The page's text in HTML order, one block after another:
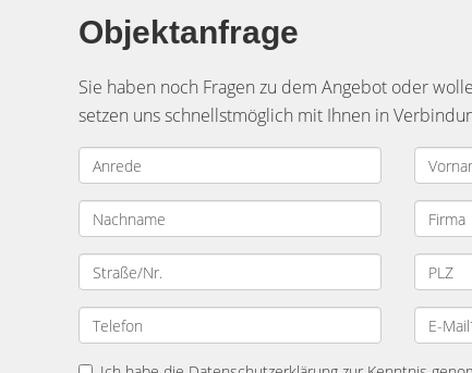
Objektanfrage
Sie haben noch Fragen zu dem Angebot oder
setzen uns schnellstmöglich mit Ihnen in